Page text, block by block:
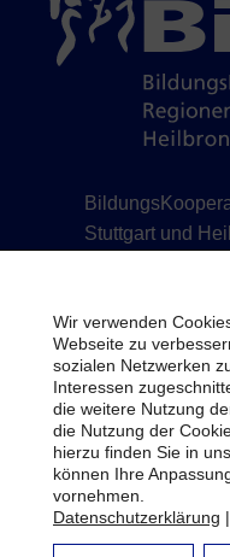
Stuttgart und
info@biko-lb.de
Datenschutz
Bildrechte
Newsletter
Wir verwenden
Webseite zu
sozialen Netzwerken
Interessen
die weitere Nutzung
die Nutzung der
hierzu finden Sie in
können Ihre
vornehmen.
Datenschutzerklärung |